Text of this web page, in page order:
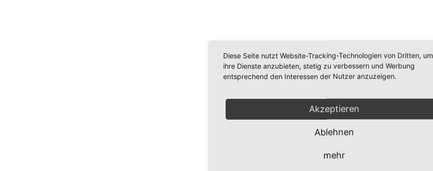
Diese Seite nutzt Website-Tracking-Technologien von Dritten, um
ihre Dienste anzubieten, stetig zu verbessern und Werbung
entsprechend den Interessen der Nutzer anzuzeigen.
Akzeptieren
Ablehnen
mehr